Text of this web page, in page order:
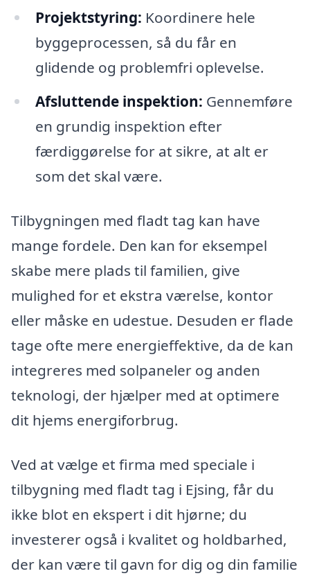
Projektstyring: Koordinere hele
byggeprocessen, så du får en
glidende og problemfri oplevelse.
Afsluttende inspektion: Gennemføre
en grundig inspektion efter
færdiggørelse for at sikre, at alt er
som det skal være.
Tilbygningen med fladt tag kan have
mange fordele. Den kan for eksempel
skabe mere plads til familien, give
mulighed for et ekstra værelse, kontor
eller måske en udestue. Desuden er flade
tage ofte mere energieffektive, da de kan
integreres med solpaneler og anden
teknologi, der hjælper med at optimere
dit hjems energiforbrug.
Ved at vælge et firma med speciale i
tilbygning med fladt tag i Ejsing, får du
ikke blot en ekspert i dit hjørne; du
investerer også i kvalitet og holdbarhed,
der kan være til gavn for dig og din familie